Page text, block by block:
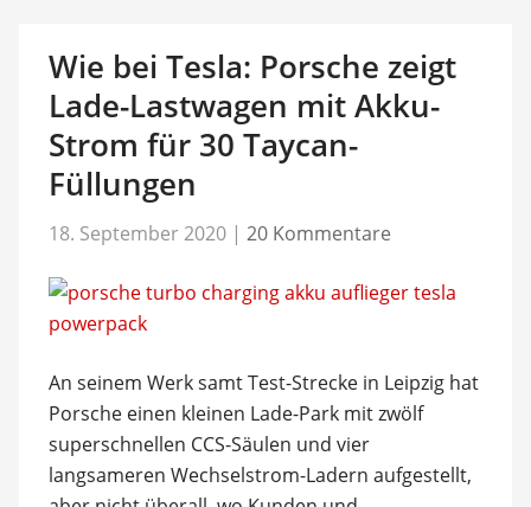
Wie bei Tesla: Porsche zeigt
Lade-Lastwagen mit Akku-
Strom für 30 Taycan-
Füllungen
18. September 2020 | 20 Kommentare
An seinem Werk samt Test-Strecke in Leipzig hat
Porsche einen kleinen Lade-Park mit zwölf
superschnellen CCS-Säulen und vier
langsameren Wechselstrom-Ladern aufgestellt,